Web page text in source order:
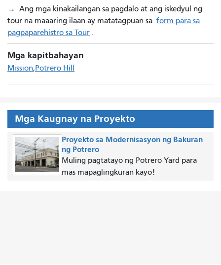
→
Ang mga kinakailangan sa pagdalo at ang iskedyul ng
tour na maaaring ilaan ay matatagpuan sa form para sa
pagpaparehistro sa Tour .
Mga kapitbahayan
Mission Potrero Hill
Mga Kaugnay na Proyekto
Proyekto sa Modernisasyon ng Bakuran
ng Potrero
Muling pagtatayo ng Potrero Yard para
mas mapaglingkuran kayo!